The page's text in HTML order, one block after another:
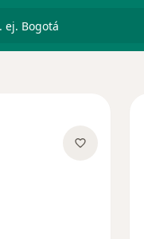
ej. Bogotá